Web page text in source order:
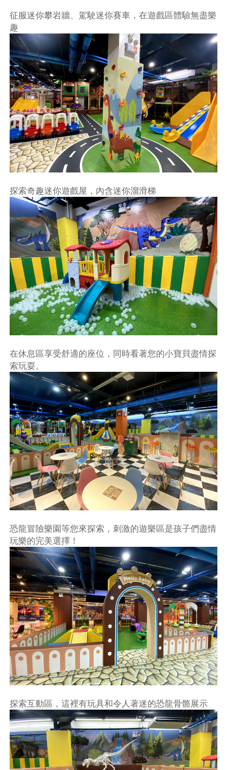
征服迷你攀岩牆、駕駛迷你賽車，在遊戲區體驗無盡樂
趣
探索奇趣迷你遊戲屋，內含迷你溜滑梯
在休息區享受舒適的座位，同時看著您的小寶貝盡情探
索玩耍。
恐龍冒險樂園等您來探索，刺激的遊樂區是孩子們盡情
玩樂的完美選擇！
探索互動區，這裡有玩具和令人著迷的恐龍骨骼展示